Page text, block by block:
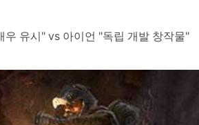
우 유시" vs 아이언 "독립 개발 창작물"